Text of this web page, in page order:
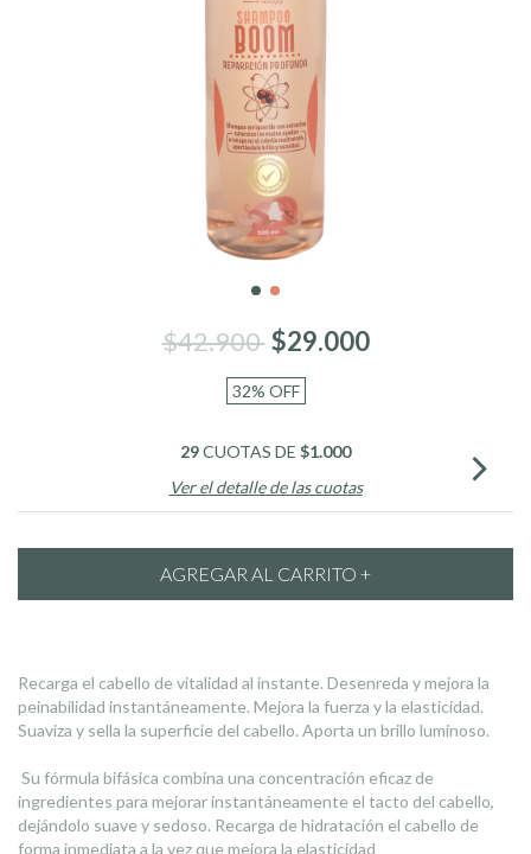
$42.900 $29.000
32% OFF
29CUOTAS DE $1.000
Ver el detalle de las cuotas
Recarga el cabello de vitalidad al instante. Desenreda y mejora la
peinabilidad instantáneamente. Mejora la fuerza y la elasticidad.
Suaviza y sella la superficie del cabello. Aporta un brillo luminoso.
Su fórmula bifásica combina una concentración eficaz de
ingredientes para mejorar instantáneamente el tacto del cabello,
dejándolo suave y sedoso. Recarga de hidratación el cabello de
forma inmediata a la vez que mejora la elasticidad